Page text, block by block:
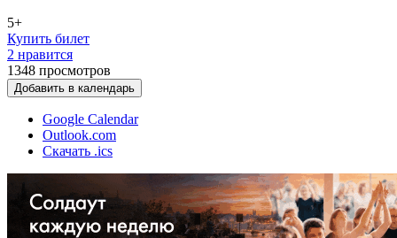
5+
Купить билет
2 нравится
1348 просмотров
Добавить в календарь
Google Calendar
Outlook.com
Скачать .ics